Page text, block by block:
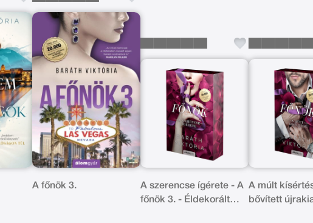
A főnök 3.
A szerencse ígérete - A
főnök 3. - Éldekorált
A múlt
bővített